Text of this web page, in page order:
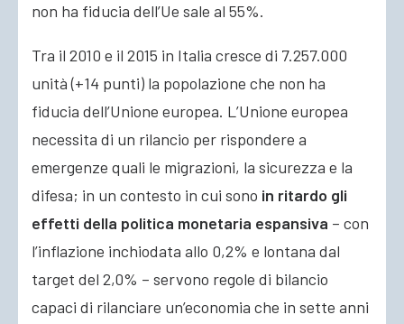
non ha fiducia dell’Ue sale al 55%.
Tra il 2010 e il 2015 in Italia cresce di 7.257.000
unità (+14 punti) la popolazione che non ha
fiducia dell’Unione europea. L’Unione europea
necessita di un rilancio per rispondere a
emergenze quali le migrazioni, la sicurezza e la
difesa; in un contesto in cui sono in ritardo gli
effetti della politica monetaria espansiva – con
l’inflazione inchiodata allo 0,2% e lontana dal
target del 2,0% – servono regole di bilancio
capaci di rilanciare un’economia che in sette anni